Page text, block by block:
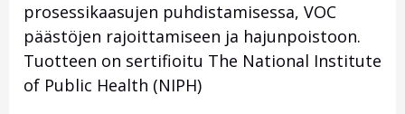
prosessikaasujen puhdistamisessa, VOC
päästöjen rajoittamiseen ja hajunpoistoon.
Tuotteen on sertifioitu The National Institute
of Public Health (NIPH)